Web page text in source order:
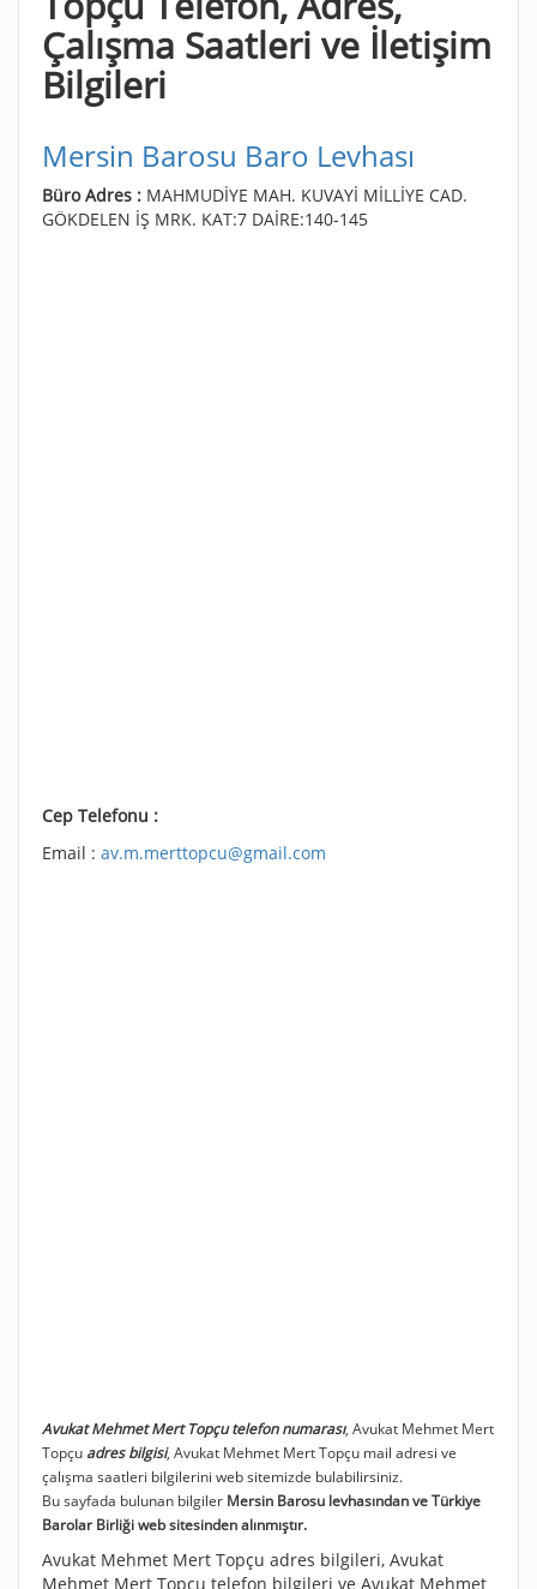
Çalışma Saatleri ve İletişim
Bilgileri
Mersin Barosu Baro Levhası
Büro Adres : MAHMUDİYE MAH. KUVAYİ MİLLİYE CAD.
GÖKDELEN İŞ MRK. KAT:7 DAİRE:140-145
Cep Telefonu :
Email : av.m.merttopcu@gmail.com
Avukat Mehmet Mert Topçu telefon numarası, Avukat Mehmet Mert
Topçu adres bilgisi, Avukat Mehmet Mert Topçu mail adresi ve
çalışma saatleri bilgilerini web sitemizde bulabilirsiniz.
Bu sayfada bulunan bilgiler Mersin Barosu levhasından ve Türkiye
Barolar Birliği web sitesinden alınmıştır.
Avukat Mehmet Mert Topçu adres bilgileri, Avukat
Mehmet Mert Topçu telefon bilgileri ve Avukat Mehmet